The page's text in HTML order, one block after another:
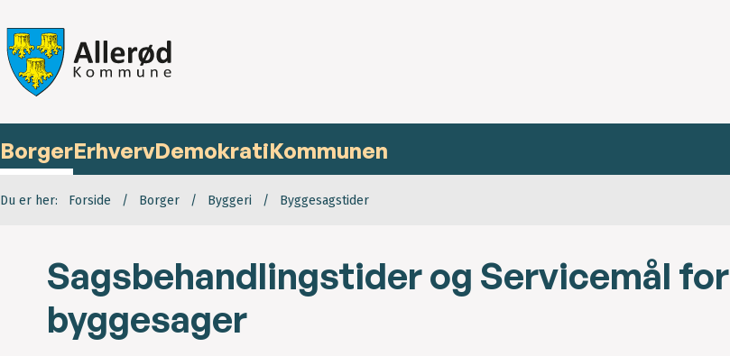
BorgerErhvervDemokratiKommunen
Du er her: Forside Borger Byggeri Byggesagstider
Sagsbehandlingstider og Servicemål for
byggesager